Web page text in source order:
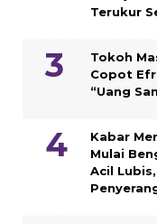
Terukur
Tokoh
Copot
“Uang
Kabar
Mulai
Acil